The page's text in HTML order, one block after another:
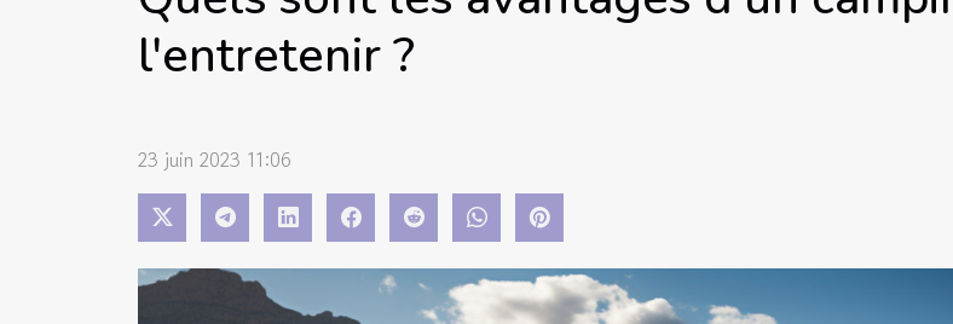
l'entretenir ?
23 juin 2023 11:06